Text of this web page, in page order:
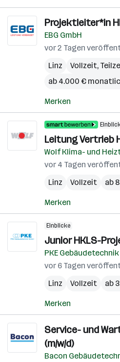
Projektleiter*in
EBG GmbH
vor 2 Tagen
Linz
Vollzeit,
ab 4.000 €
Merken
Leitung Vertrieb
Wolf Klima- und
vor 4 Tagen
Linz
Vollzeit ab
Merken
Einblicke
Junior HKLS-
PKE Gebäudetechnik
vor 6 Tagen
Linz
Vollzeit ab
Merken
Service- und
(m/w/d)
Bacon